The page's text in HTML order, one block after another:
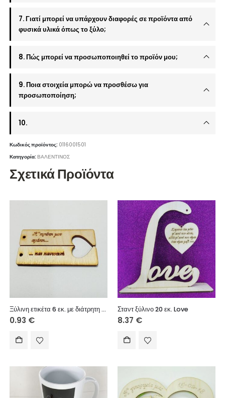
7. Γιατί μπορεί να υπάρχουν διαφορές σε προϊόντα από
φυσικά υλικά όπως το ξύλο;
8. Πώς μπορεί να προσωποποιηθεί το προϊόν μου;
9. Ποια στοιχεία μπορώ να προσθέσω για
προσωποποίηση;
10.
Κωδικός προϊόντος: 0116001501
Κατηγορία:ΒΑΛΕΝΤΙΝΟΣ
Σχετικά Προϊόντα
Ξύλινη ετικέτα 6 εκ. με διάτρητη καρδιά για διπλό μπρελόκ 028
0.93 €
Σταντ ξύλινο 20 εκ. Love
8.37 €